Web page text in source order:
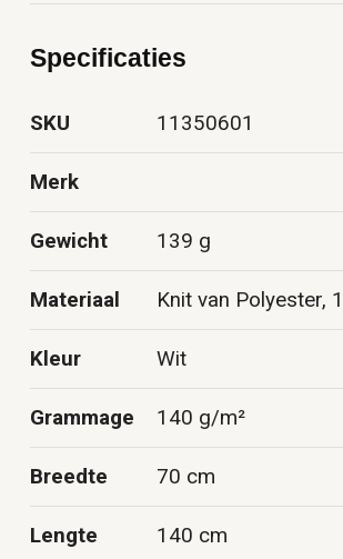
Specificaties
SKU 11350601
Merk
Gewicht 139 g
Materiaal Knit van Polyester,
Kleur Wit
Grammage 140 g/m²
Breedte 70 cm
Lengte 140 cm